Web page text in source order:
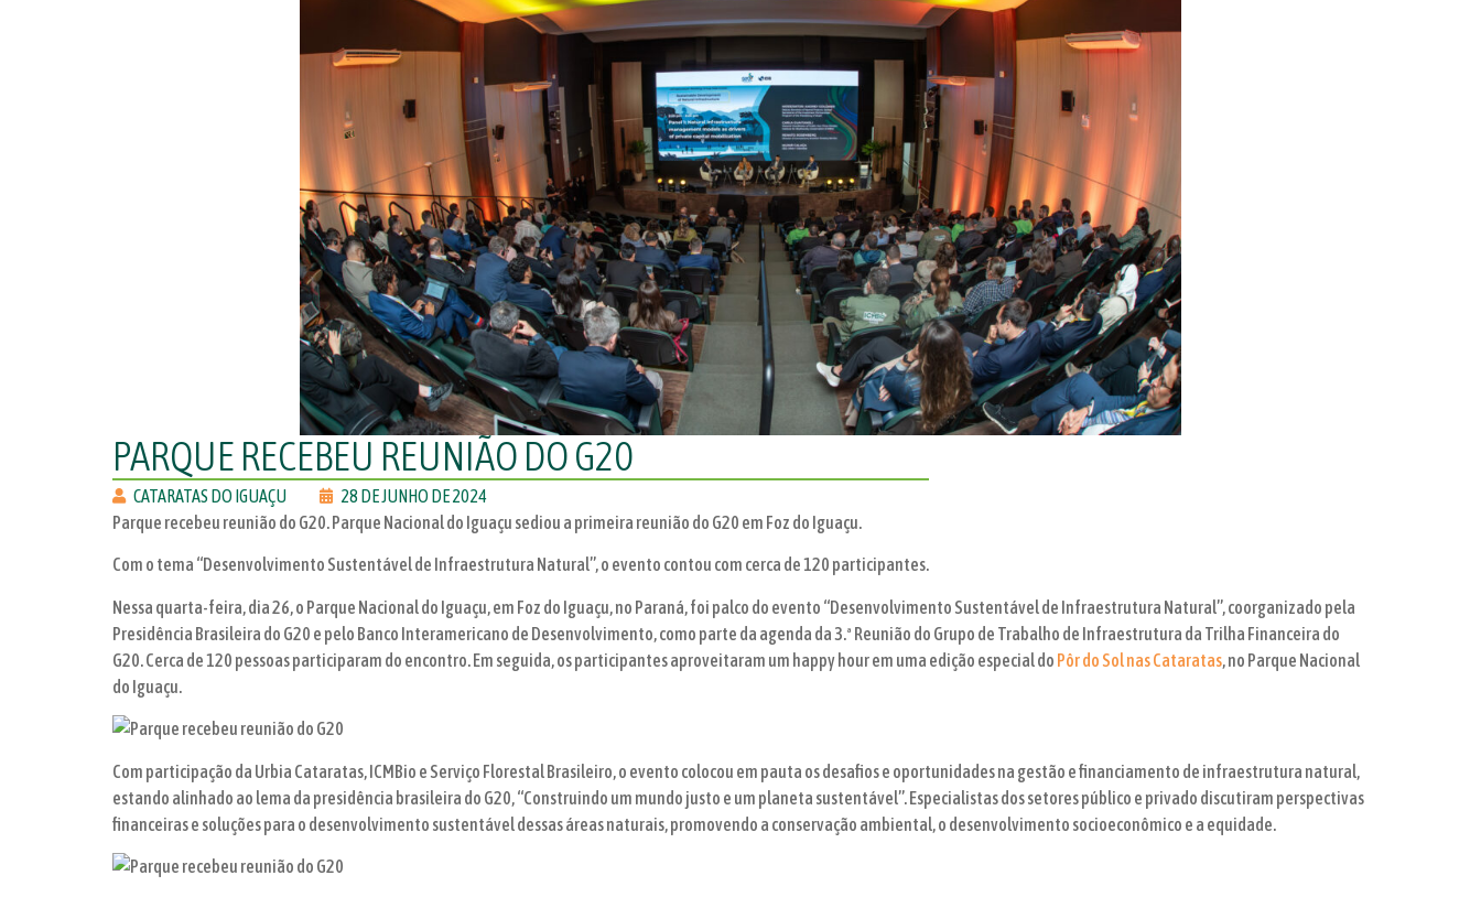
PARQUE RECEBEU REUNIÃO DO G20
CATARATAS DO IGUAÇU
28 DE JUNHO DE 2024
Parque recebeu reunião do G20. Parque Nacional do Iguaçu sediou a primeira reunião do G20 em Foz do Iguaçu.
Com o tema “Desenvolvimento Sustentável de Infraestrutura Natural”, o evento contou com cerca de 120 participantes.
Nessa quarta-feira, dia 26, o Parque Nacional do Iguaçu, em Foz do Iguaçu, no Paraná, foi palco do evento “Desenvolvimento Sustentável de Infraestrutura Natural”, coorganizado pela
Presidência Brasileira do G20 e pelo Banco Interamericano de Desenvolvimento, como parte da agenda da 3.ª Reunião do Grupo de Trabalho de Infraestrutura da Trilha Financeira do
G20. Cerca de 120 pessoas participaram do encontro. Em seguida, os participantes aproveitaram um happy hour em uma edição especial do Pôr do Sol nas Cataratas, no Parque Nacional
do Iguaçu.
Com participação da Urbia Cataratas, ICMBio e Serviço Florestal Brasileiro, o evento colocou em pauta os desafios e oportunidades na gestão e financiamento de infraestrutura natural,
estando alinhado ao lema da presidência brasileira do G20, “Construindo um mundo justo e um planeta sustentável”. Especialistas dos setores público e privado discutiram perspectivas
financeiras e soluções para o desenvolvimento sustentável dessas áreas naturais, promovendo a conservação ambiental, o desenvolvimento socioeconômico e a equidade.